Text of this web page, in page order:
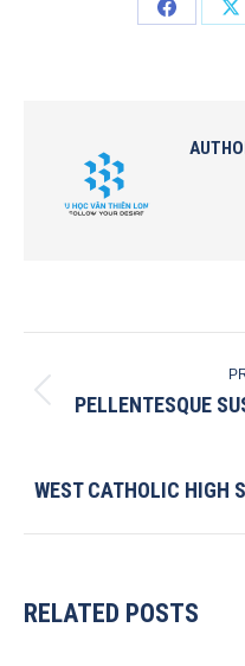
Share
NAVIGATION
PELLENTESQUE
WEST CATHOLIC HIGH
RELATED POSTS